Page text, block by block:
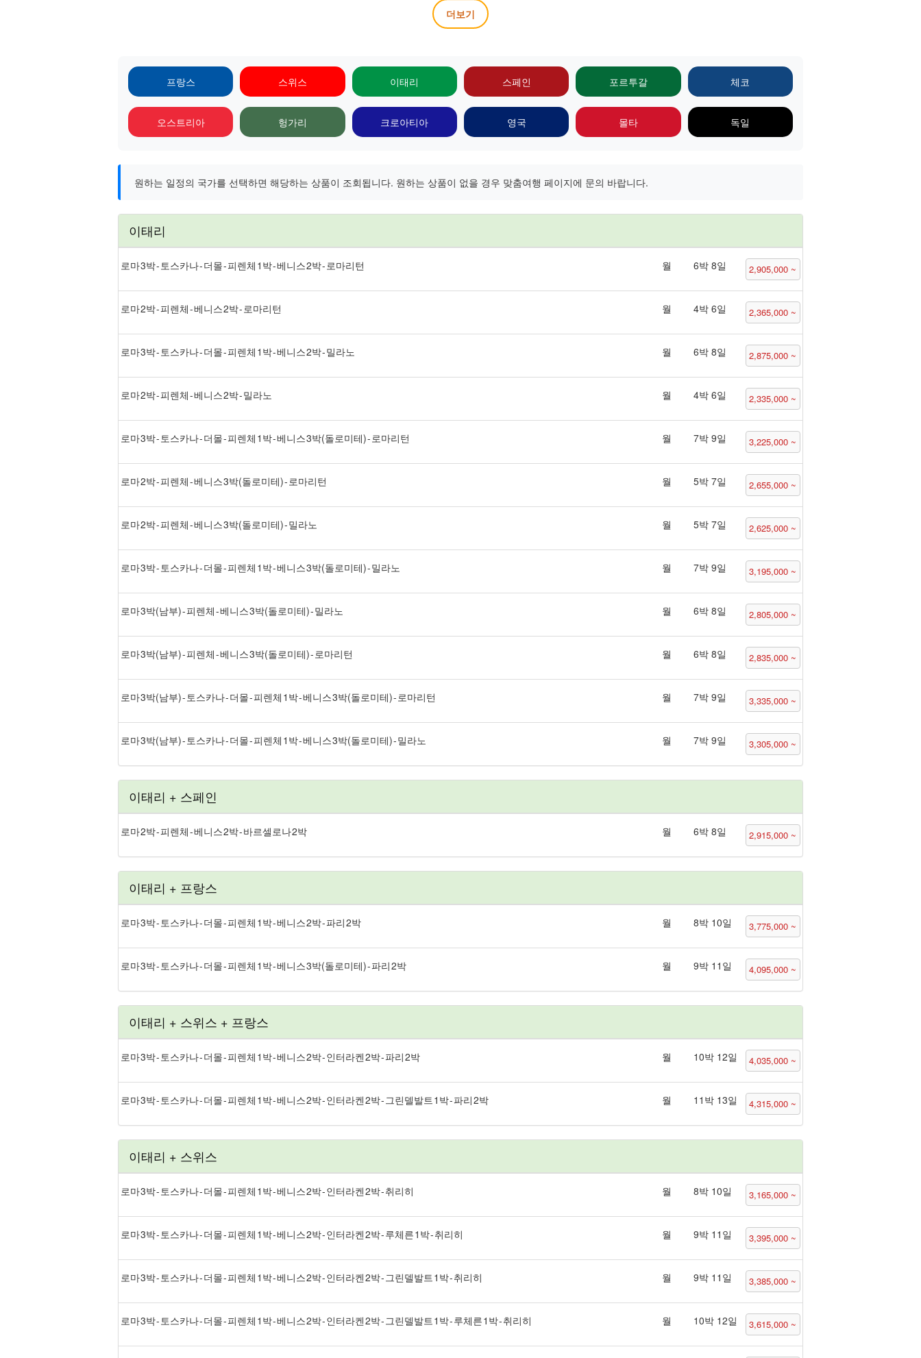
더보기
프랑스 스위스 이태리 스페인 포르투갈 체코
오스트리아 헝가리 크로아티아 영국 몰타 독일
원하는 일정의 국가를 선택하면 해당하는 상품이 조회됩니다. 원하는 상품이 없을 경우 맞춤여행 페이지에 문의 바랍니다.
이태리
로마 3박 - 토스카나 - 더몰 - 피렌체 1박 - 베니스 2박 - 로마리턴 월 6박 8일 2,905,000 ~
로마 2박 - 피렌체 - 베니스 2박 - 로마리턴 월 4박 6일 2,365,000 ~
로마 3박 - 토스카나 - 더몰 - 피렌체 1박 - 베니스 2박 - 밀라노 월 6박 8일 2,875,000 ~
로마 2박 - 피렌체 - 베니스 2박 - 밀라노 월 4박 6일 2,335,000 ~
로마 3박 - 토스카나 - 더몰 - 피렌체 1박 - 베니스 3박(돌로미테) - 로마리턴 월 7박 9일 3,225,000 ~
로마 2박 - 피렌체 - 베니스 3박(돌로미테) - 로마리턴 월 5박 7일 2,655,000 ~
로마 2박 - 피렌체 - 베니스 3박(돌로미테) - 밀라노 월 5박 7일 2,625,000 ~
로마 3박 - 토스카나 - 더몰 - 피렌체 1박 - 베니스 3박(돌로미테) - 밀라노 월 7박 9일 3,195,000 ~
로마 3박(남부) - 피렌체 - 베니스 3박(돌로미테) - 밀라노 월 6박 8일 2,805,000 ~
로마 3박(남부) - 피렌체 - 베니스 3박(돌로미테) - 로마리턴 월 6박 8일 2,835,000 ~
로마 3박(남부) - 토스카나 - 더몰 - 피렌체 1박 - 베니스 3박(돌로미테) - 로마리턴 월 7박 9일 3,335,000 ~
로마 3박(남부) - 토스카나 - 더몰 - 피렌체 1박 - 베니스 3박(돌로미테) - 밀라노 월 7박 9일 3,305,000 ~
이태리 + 스페인
로마 2박 - 피렌체 - 베니스 2박 - 바르셀로나 2박 월 6박 8일 2,915,000 ~
이태리 + 프랑스
로마 3박 - 토스카나 - 더몰 - 피렌체 1박 - 베니스 2박 - 파리 2박 월 8박 10일 3,775,000 ~
로마 3박 - 토스카나 - 더몰 - 피렌체 1박 - 베니스 3박(돌로미테) - 파리 2박 월 9박 11일 4,095,000 ~
이태리 + 스위스 + 프랑스
로마 3박 - 토스카나 - 더몰 - 피렌체 1박 - 베니스 2박 - 인터라켄 2박 - 파리 2박 월 10박 12일 4,035,000 ~
로마 3박 - 토스카나 - 더몰 - 피렌체 1박 - 베니스 2박 - 인터라켄 2박 - 그린델발트 1박 - 파리 2박 월 11박 13일 4,315,000 ~
이태리 + 스위스
로마 3박 - 토스카나 - 더몰 - 피렌체 1박 - 베니스 2박 - 인터라켄 2박 - 취리히 월 8박 10일 3,165,000 ~
로마 3박 - 토스카나 - 더몰 - 피렌체 1박 - 베니스 2박 - 인터라켄 2박 - 루체른 1박 - 취리히 월 9박 11일 3,395,000 ~
로마 3박 - 토스카나 - 더몰 - 피렌체 1박 - 베니스 2박 - 인터라켄 2박 - 그린델발트 1박 - 취리히 월 9박 11일 3,385,000 ~
로마 3박 - 토스카나 - 더몰 - 피렌체 1박 - 베니스 2박 - 인터라켄 2박 - 그린델발트 1박 - 루체른 1박 - 취리히 월 10박 12일 3,615,000 ~